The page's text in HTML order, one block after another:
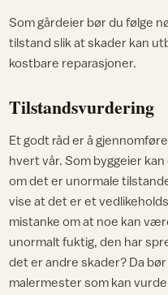
Som gårdeier bør du følge
tilstand slik at skader kan
kostbare reparasjoner.
Tilstandsvurdering
Et godt råd er å
hvert vår. Som byggeier
om det er unormale
vise at det er et
mistanke om at noe kan
unormalt fuktig, den har
det er andre skader? Da
malermester som kan